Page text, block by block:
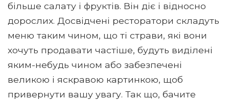
більше салату і фруктів. Він діє і відносно
дорослих. Досвідчені ресторатори складуть
меню таким чином, що ті страви, які вони
хочуть продавати частіше, будуть виділені
яким-небудь чином або забезпечені
великою і яскравою картинкою, щоб
привернути вашу увагу. Так що, бачите